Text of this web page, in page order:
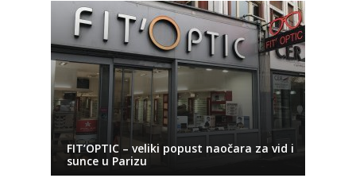
FIT’OPTIC – veliki popust naočara za vid i
sunce u Parizu